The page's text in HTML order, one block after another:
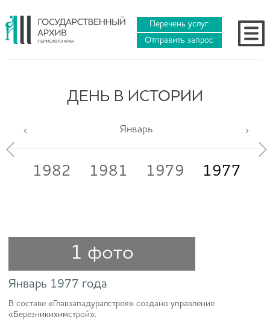
Перечень услуг
Отправить запрос
ДЕНЬ В ИСТОРИИ
Январь
1982 1981 1979 1977
1 фото
Январь 1977 года
В составе «Главзападуралстроя» создано управление
«Березникихимстрой».